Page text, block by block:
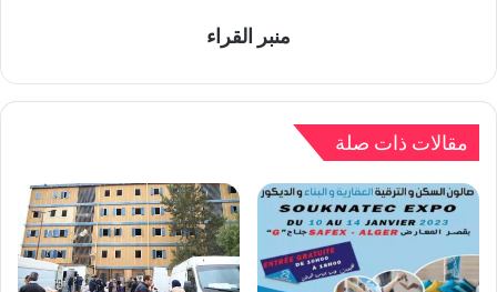
منبر القراء
مقالات ذات صلة